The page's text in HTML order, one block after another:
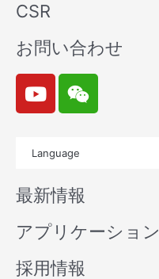
CSR
お問い合わせ
Y
o
u
b
e
W
e
i
n
Language
最新情報
アプリケーション
採用情報